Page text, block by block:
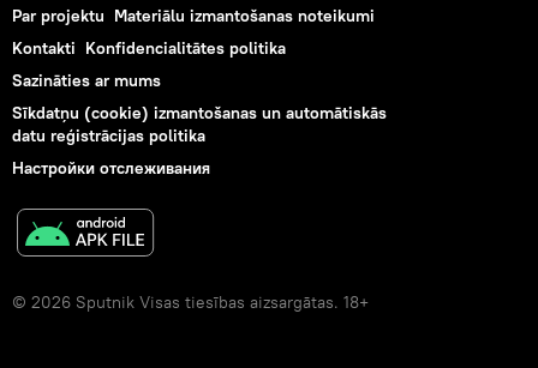
Par projektu Materiālu izmantošanas noteikumi
Kontakti Konfidencialitātes politika
Sazināties ar mums
Sīkdatņu (cookie) izmantošanas un automātiskās
datu reģistrācijas politika
Настройки отслеживания
© 2026 Sputnik Visas tiesības aizsargātas. 18+